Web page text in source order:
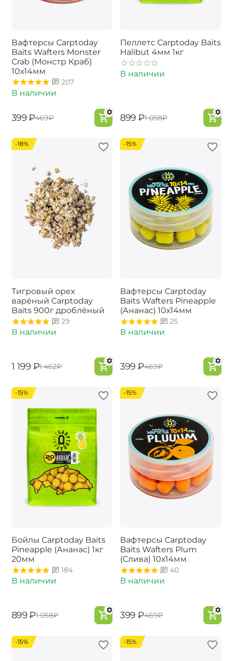
Вафтерсы Carptoday
Baits Wafters Monster
Crab (Монстр Краб)
10х14мм
207
В наличии
‍399‍ ₽‍469‍₽
Пеллетс Carptoday Baits
Halibut 4мм 1кг
В наличии
‍899‍ ₽‍1 058‍₽
-18%
Тигровый орех
варёный Carptoday
Baits 900г дроблёный
29
В наличии
‍1 199‍ ₽‍1 462‍₽
-15%
Вафтерсы Carptoday
Baits Wafters Pineapple
(Ананас) 10х14мм
25
В наличии
‍399‍ ₽‍469‍₽
-15%
Бойлы Carptoday Baits
Pineapple (Ананас) 1кг
20мм
184
В наличии
‍899‍ ₽‍1 058‍₽
-15%
Вафтерсы Carptoday
Baits Wafters Plum
(Слива) 10х14мм
40
В наличии
‍399‍ ₽‍469‍₽
-15% -15%